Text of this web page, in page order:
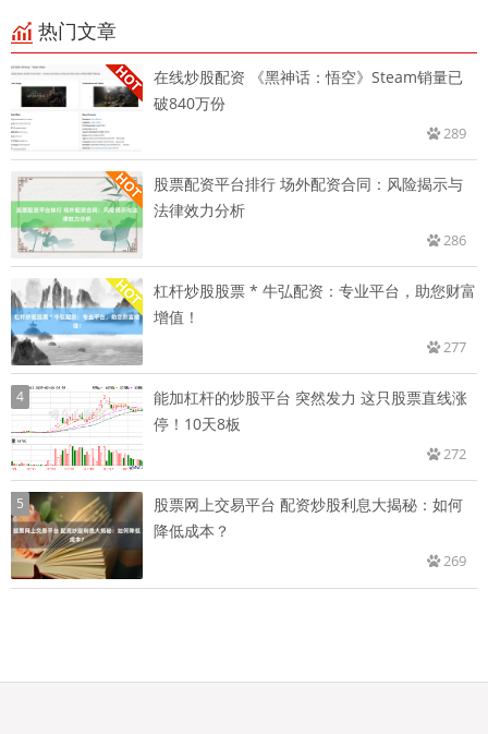
热门文章
在线炒股配资 《黑神话：悟空》Steam销量已
破840万份
289
股票配资平台排行 场外配资合同：风险揭示与
法律效力分析
286
杠杆炒股股票 * 牛弘配资：专业平台，助您财富
增值！
277
4
能加杠杆的炒股平台 突然发力 这只股票直线涨
停！10天8板
272
5
股票网上交易平台 配资炒股利息大揭秘：如何
降低成本？
269